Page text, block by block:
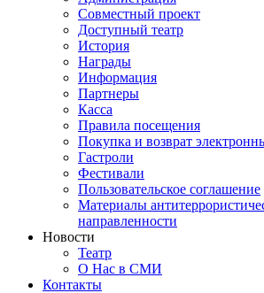
Совместный проект
Доступный театр
История
Награды
Информация
Партнеры
Касса
Правила посещения
Покупка и возврат
Гастроли
Фестивали
Пользовательское соглашение
Материалы
направленности
Новости
Театр
О Нас в СМИ
Контакты